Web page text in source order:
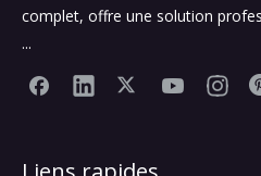
complet, offre une solution
...